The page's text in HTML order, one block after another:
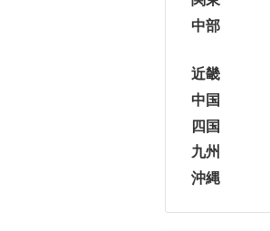
中部
近畿
中国
四国
九州
沖縄